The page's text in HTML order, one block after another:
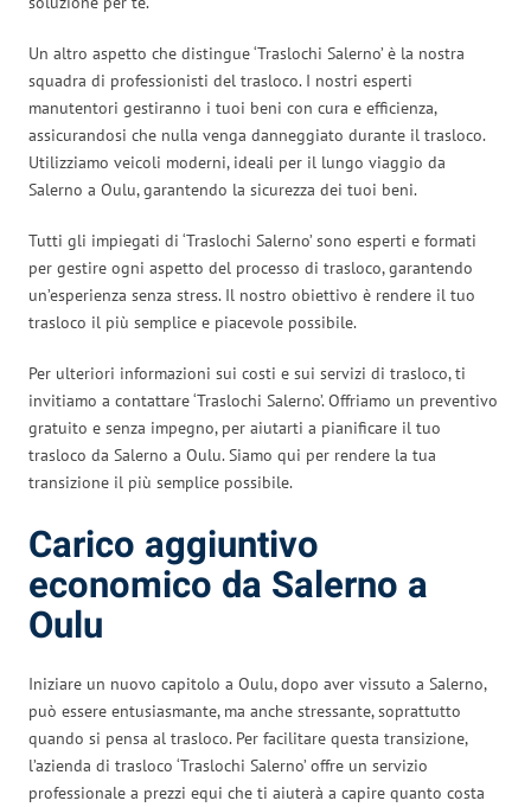
Un altro aspetto che distingue ‘Traslochi Salerno’ è la nostra
squadra di professionisti del trasloco. I nostri esperti
manutentori gestiranno i tuoi beni con cura e efficienza,
assicurandosi che nulla venga danneggiato durante il trasloco.
Utilizziamo veicoli moderni, ideali per il lungo viaggio da
Salerno a Oulu, garantendo la sicurezza dei tuoi beni.
Tutti gli impiegati di ‘Traslochi Salerno’ sono esperti e formati
per gestire ogni aspetto del processo di trasloco, garantendo
un’esperienza senza stress. Il nostro obiettivo è rendere il tuo
trasloco il più semplice e piacevole possibile.
Per ulteriori informazioni sui costi e sui servizi di trasloco, ti
invitiamo a contattare ‘Traslochi Salerno’. Offriamo un preventivo
gratuito e senza impegno, per aiutarti a pianificare il tuo
trasloco da Salerno a Oulu. Siamo qui per rendere la tua
transizione il più semplice possibile.
Carico aggiuntivo
economico da Salerno a
Oulu
Iniziare un nuovo capitolo a Oulu, dopo aver vissuto a Salerno,
può essere entusiasmante, ma anche stressante, soprattutto
quando si pensa al trasloco. Per facilitare questa transizione,
l’azienda di trasloco ‘Traslochi Salerno’ offre un servizio
professionale a prezzi equi che ti aiuterà a capire quanto costa